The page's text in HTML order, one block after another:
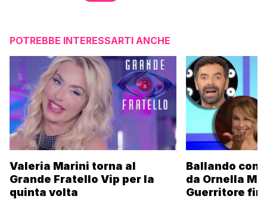
POTREBBE INTERESSARTI ANCHE
Valeria Marini torna al
Grande Fratello Vip per la
quinta volta
Ballando con
da Ornella
Guerritore